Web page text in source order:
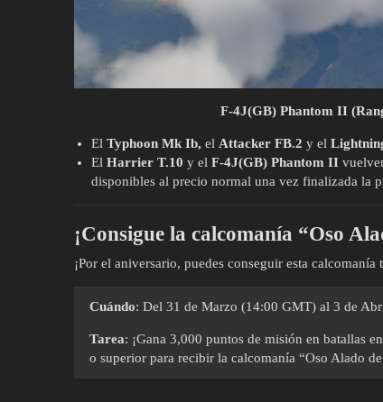
F-4J(GB) Phantom II
El Typhoon Mk Ib, el Attacker FB.2 y el
El Harrier T.10 y el F-4J(GB) Phantom II
disponibles al precio normal una vez finalizada la
¡Consigue la calcomanía “Oso
¡Por el aniversario, puedes conseguir esta calcomanía
Cuándo: Del 31 de Marzo (14:00 GMT) al 3 de
Tarea: ¡Gana 3,000 puntos de misión en batallas
o superior para recibir la calcomanía “Oso Alado